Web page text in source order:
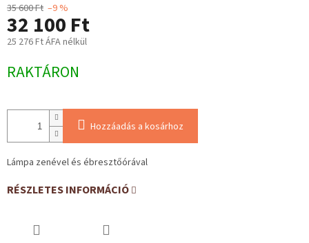
35 600 Ft –9 %
32 100 Ft
25 276 Ft ÁFA nélkül
Egységár:
RAKTÁRON
Hozzáadás a kosárhoz
Lámpa zenével és ébresztőórával
RÉSZLETES INFORMÁCIÓ